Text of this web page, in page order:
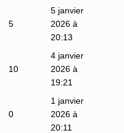
5
5 janvier
2026 à
20:13
10
4 janvier
2026 à
19:21
0
1 janvier
2026 à
20:11